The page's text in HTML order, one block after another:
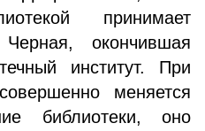
принимает
окончившая
институт. При
меняется
библиотеки, оно